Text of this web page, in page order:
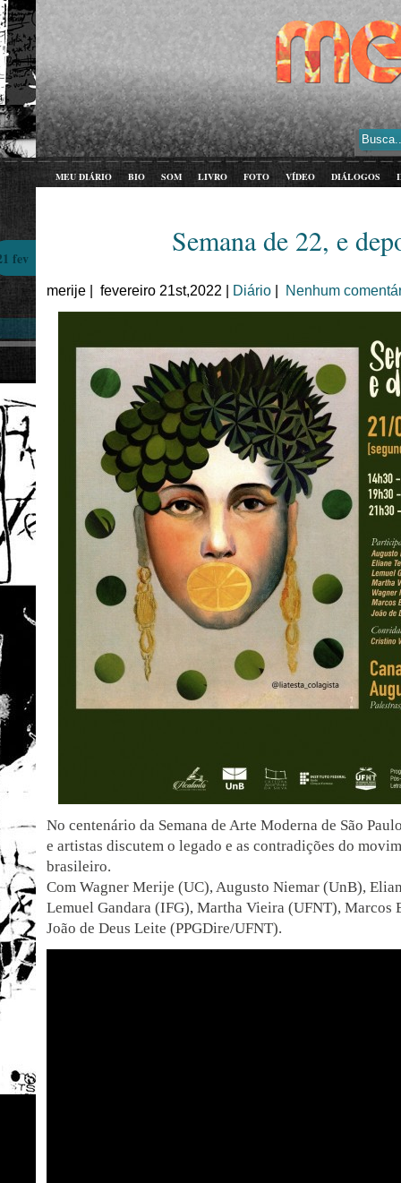
MEU DIÁRIO BIO SOM LIVRO FOTO VÍDEO DIÁLOGOS
Semana de 22, e
fev
merije | fevereiro 21st,2022 | Diário Nenhum
No centenário da Semana de Arte Moderna de São
e artistas discutem o legado e as contradições do
brasileiro.
Com Wagner Merije (UC), Augusto Niemar (UnB),
Lemuel Gandara (IFG), Martha Vieira (UFNT), Marcos
João de Deus Leite (PPGDire/UFNT).